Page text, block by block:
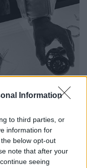
Information
to third parties, or
information for
below opt-out
note that after your
seeing